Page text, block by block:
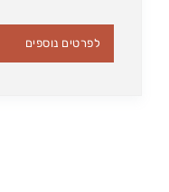
לפרטים נוספים